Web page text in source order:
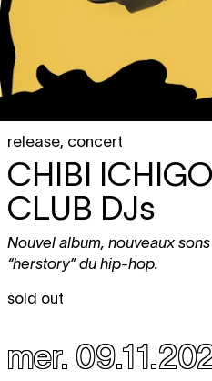
release, concert
CHIBI
CLUB DJs
Nouvel album, nouveaux
“herstory” du hip-hop.
sold out
mer.